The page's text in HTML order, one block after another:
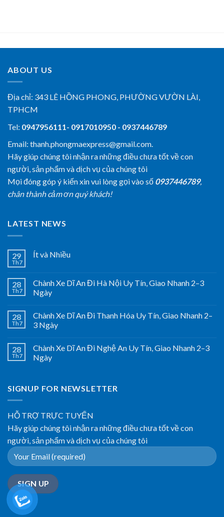
ABOUT US
Địa chỉ: 343 LÊ HỒNG PHONG, PHƯỜNG VƯỜN LÀI,
TPHCM
Tel: 0947956111- 0917010950 - 0937446789
Email: thanh.phongmaexpress@gmail.com.
Hãy giúp chúng tôi nhận ra những điều chưa tốt về con
người, sản phẩm và dịch vụ của chúng tôi
Mọi đóng góp ý kiến xin vui lòng gọi vào số 0937446789,
chân thành cảm ơn quý khách!
LATEST NEWS
29
Th7
Ít và Nhiều
28
Th7
Chành Xe Dĩ An Đi Hà Nội Uy Tín, Giao Nhanh 2–3
Ngày
28
Th7
Chành Xe Dĩ An Đi Thanh Hóa Uy Tín, Giao Nhanh 2–
3 Ngày
28
Th7
Chành Xe Dĩ An Đi Nghệ An Uy Tín, Giao Nhanh 2–3
Ngày
SIGNUP FOR NEWSLETTER
HỖ TRỢ TRỰC TUYẾN
Hãy giúp chúng tôi nhận ra những điều chưa tốt về con
người, sản phẩm và dịch vụ của chúng tôi